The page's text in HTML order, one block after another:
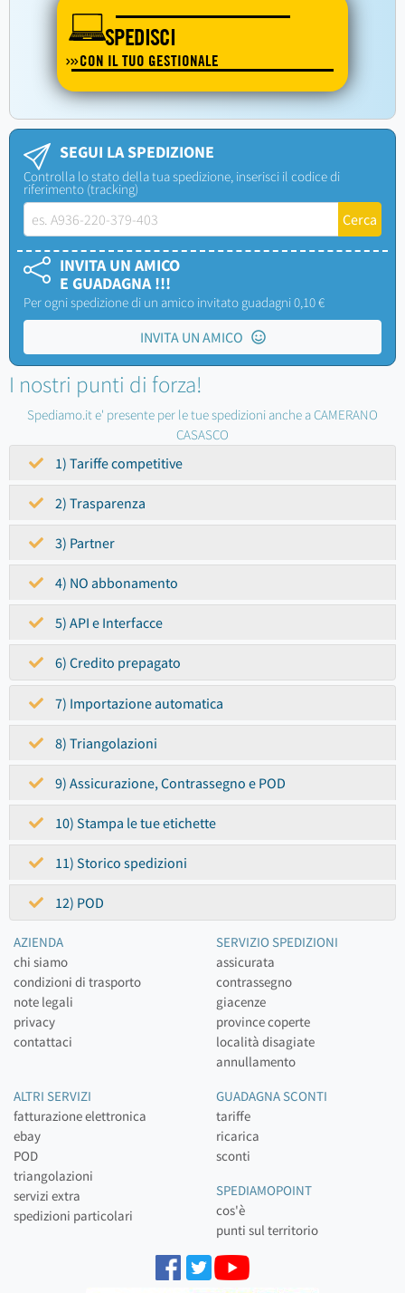
SPEDISCI
CON IL TUO GESTIONALE
SEGUI LA SPEDIZIONE
Controlla lo stato della tua spedizione, inserisci il codice di
riferimento (tracking)
INVITA UN AMICO
E GUADAGNA !!!
Per ogni spedizione di un amico invitato guadagni 0,10 €
INVITA UN AMICO
I nostri punti di forza!
Spediamo.it e' presente per le tue spedizioni anche a CAMERANO
CASASCO
1) Tariffe competitive
2) Trasparenza
3) Partner
4) NO abbonamento
5) API e Interfacce
6) Credito prepagato
7) Importazione automatica
8) Triangolazioni
9) Assicurazione, Contrassegno e POD
10) Stampa le tue etichette
11) Storico spedizioni
12) POD
AZIENDA
chi siamo
condizioni di trasporto
note legali
privacy
contattaci
SERVIZIO SPEDIZIONI
assicurata
contrassegno
giacenze
province coperte
località disagiate
annullamento
ALTRI SERVIZI
fatturazione elettronica
ebay
POD
triangolazioni
servizi extra
spedizioni particolari
GUADAGNA SCONTI
tariffe
ricarica
sconti
SPEDIAMOPOINT
cos'è
punti sul territorio